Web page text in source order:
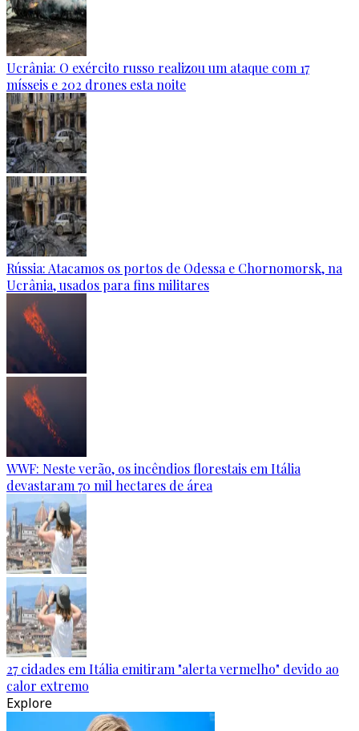
Ucrânia: O exército russo realizou um ataque com 17
mísseis e 202 drones esta noite
Rússia: Atacamos os portos de Odessa e Chornomorsk, na
Ucrânia, usados para fins militares
WWF: Neste verão, os incêndios florestais em Itália
devastaram 70 mil hectares de área
27 cidades em Itália emitiram "alerta vermelho" devido ao
calor extremo
Explore